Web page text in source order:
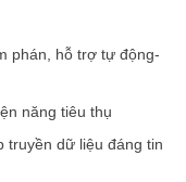
₫.
phán, hỗ trợ tự động-
năng tiêu thụ
truyền dữ liệu đáng tin